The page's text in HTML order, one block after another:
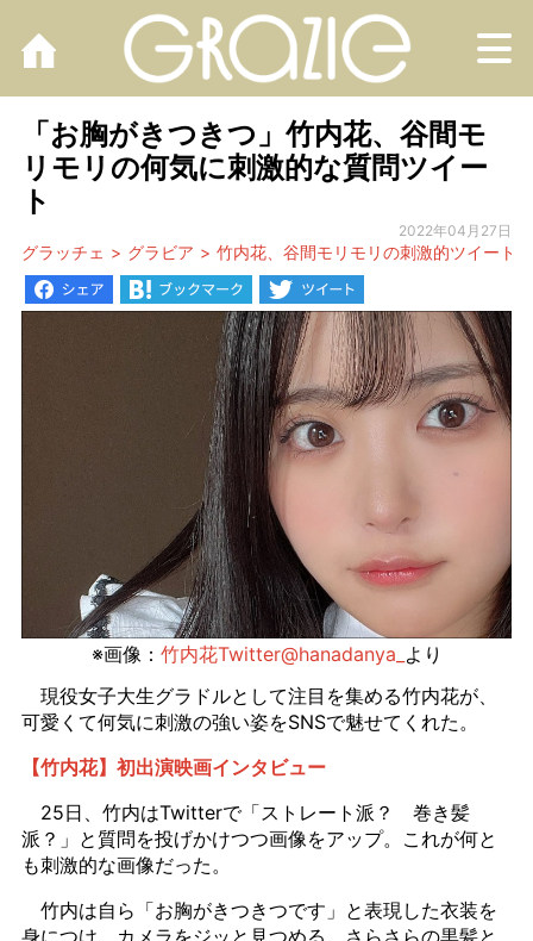
「お胸がきつきつ」竹内花、谷間モ
リモリの何気に刺激的な質問ツイー
ト
2022年04月27日
グラッチェ グラビア 竹内花、谷間モリモリの刺激的ツイート
※画像： 竹内花Twitter@hanadanya_ より
現役女子大生グラドルとして注目を集める竹内花が、
可愛くて何気に刺激の強い姿をSNSで魅せてくれた。
【竹内花】初出演映画インタビュー
25日、竹内はTwitterで「ストレート派？ 巻き髪
派？」と質問を投げかけつつ画像をアップ。これが何と
も刺激的な画像だった。
竹内は自ら「お胸がきつきつです」と表現した衣装を
身につけ、カメラをジッと見つめる。さらさらの黒髪と